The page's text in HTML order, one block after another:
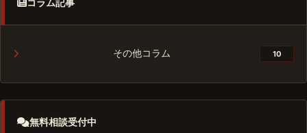
コラム記事
その他コラム 10
無料相談受付中